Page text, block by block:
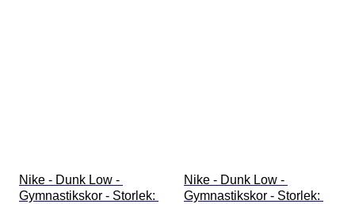
Nike - Dunk Low -
Gymnastikskor - Storlek:
Nike - Dunk Low -
Gymnastikskor - Storlek: